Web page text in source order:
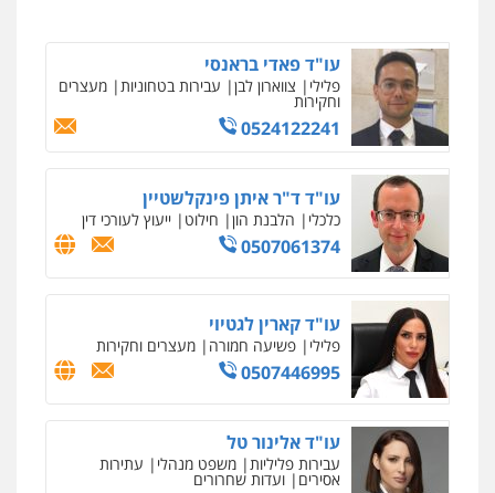
0526655833
עו"ד אורנת קמרון
פלילי תעבורה עורכי דין לענייני אסירים
0505417090
שני אלגרבלי – משרד עורכי דין
0507120031
עו"ד אייל אביטל
0544712201
עו"ד פאדי בראנסי
פלילי צווארון לבן עבירות בטחוניות מעצרים
וחקירות
0524122241
עו"ד ד"ר איתן פינקלשטיין
כלכלי הלבנת הון חילוט ייעוץ לעורכי דין
0507061374
עו"ד קארין לגטיוי
פלילי פשיעה חמורה מעצרים וחקירות
0507446995
עו"ד אלינור טל
עבירות פליליות משפט מנהלי עתירות
אסירים ועדות שחרורים